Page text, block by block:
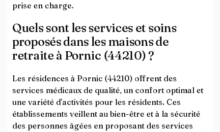
prise en charge.
Quels sont les services et soins
proposés dans les maisons de
retraite à Pornic (44210) ?
Les résidences à Pornic (44210) offrent des
services médicaux de qualité, un confort optimal et
une variété d'activités pour les résidents. Ces
établissements veillent au bien-être et à la sécurité
des personnes âgées en proposant des services